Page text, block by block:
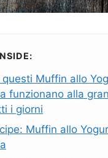
questi Muffin allo
funzionano alla
i giorni
Muffin allo